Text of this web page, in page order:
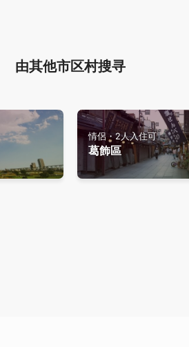
由其他市区村搜寻
情侶・2人入住可
葛飾區